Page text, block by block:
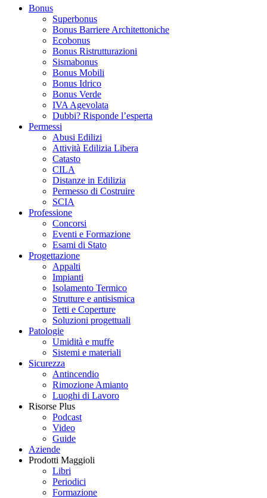
Bonus
Superbonus
Bonus Barriere Architettoniche
Ecobonus
Bonus Ristrutturazioni
Sismabonus
Bonus Mobili
Bonus Idrico
Bonus Verde
IVA Agevolata
Dubbi? Risponde l’esperta
Permessi
Abusi Edilizi
Attività Edilizia Libera
Catasto
CILA
Distanze in Edilizia
Permesso di Costruire
SCIA
Professione
Concorsi
Eventi e Formazione
Esami di Stato
Progettazione
Appalti
Impianti
Isolamento Termico
Strutture e antisismica
Tetti e Coperture
Soluzioni progettuali
Patologie
Umidità e muffe
Sistemi e materiali
Sicurezza
Antincendio
Rimozione Amianto
Luoghi di Lavoro
Risorse Plus
Podcast
Video
Guide
Aziende
Prodotti Maggioli
Libri
Periodici
Formazione